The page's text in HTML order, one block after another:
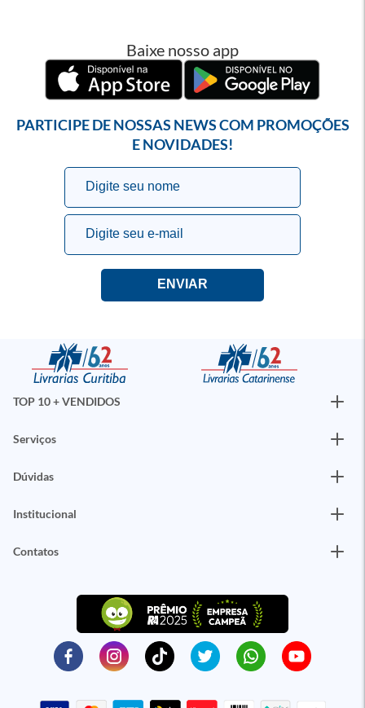
Baixe nosso app
PARTICIPE DE NOSSAS NEWS COM PROMOÇÕES
E NOVIDADES!
TOP 10 + VENDIDOS
Serviços
Dúvidas
Institucional
Contatos